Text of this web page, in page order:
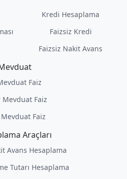
Kredi Hesaplama
Faizsiz Kredi
Faizsiz Nakit Avans
Faiz
Mevduat Faiz
Faiz
Araçları
Avans Hesaplama
Tutarı Hesaplama